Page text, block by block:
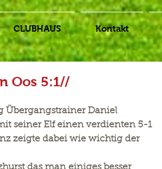
CLUBHAUS Kontakt
Oos 5:1//
Übergangstrainer Daniel
seiner Elf einen verdienten 5-1
zeigte dabei wie wichtig der